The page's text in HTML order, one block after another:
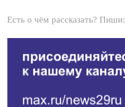
Есть о чём рассказать? Пиши: